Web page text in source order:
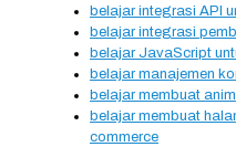
belajar integrasi API
belajar integrasi
belajar JavaScript
belajar manajemen
belajar membuat
belajar membuat
commerce